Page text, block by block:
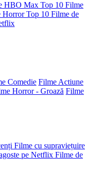
HBO Max Top 10 Filme
Horror Top 10 Filme de
Comedie Filme Actiune
Horror - Groază Filme
Filme cu supraviețuire
pe Netflix Filme de